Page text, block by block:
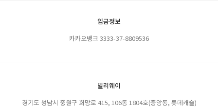
입금정보
카카오뱅크 3333-37-8809536
빌리웨이
경기도 성남시 중원구 희망로 415, 106동 1804호(중앙동, 롯데캐슬)